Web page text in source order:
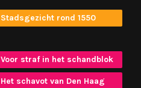
Stadsgezicht rond 1550
Voor straf in het schandblok
Het schavot van Den Haag